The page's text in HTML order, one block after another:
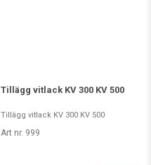
Tillägg vitlack KV 300 KV 500
Tillägg vitlack KV 300 KV 500
Art nr. 999